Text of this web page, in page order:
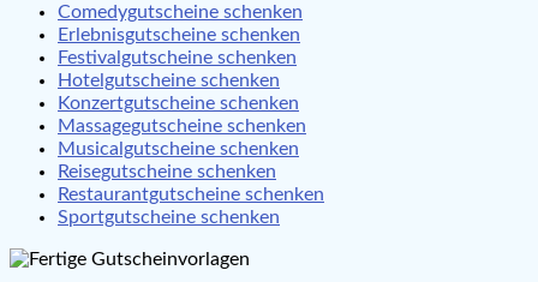
Comedygutscheine schenken
Erlebnisgutscheine schenken
Festivalgutscheine schenken
Hotelgutscheine schenken
Konzertgutscheine schenken
Massagegutscheine schenken
Musicalgutscheine schenken
Reisegutscheine schenken
Restaurantgutscheine schenken
Sportgutscheine schenken